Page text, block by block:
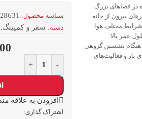
بیرون از خانه
شرایط مختلف هوا
عمر بالا
هنگام نشستن گروهی
باز و فعالیت‌های
شناسه محصول:
دسته: سفر و کمپینگ,
-
+
افزودن به علاقه
اشتراک گذاری: